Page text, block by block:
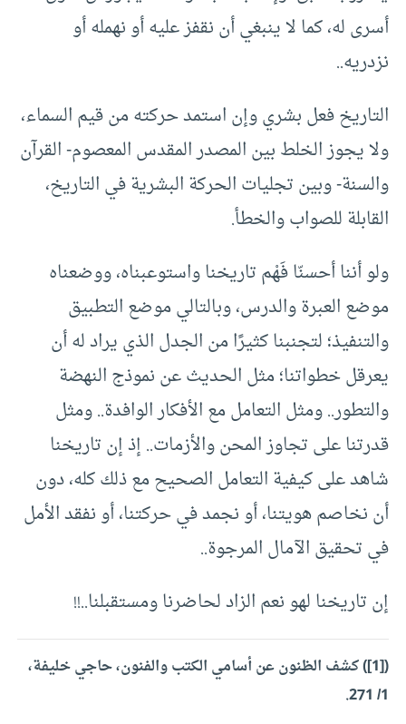
أسرى له، كما لا ينبغي أن نقفز عليه أو نهمله أو
نزدريه..
التاريخ فعل بشري وإن استمد حركته من قيم السماء،
ولا يجوز الخلط بين المصدر المقدس المعصوم- القرآن
والسنة- وبين تجليات الحركة البشرية في التاريخ،
القابلة للصواب والخطأ.
ولو أننا أحسنّا فَهْم تاريخنا واستوعبناه، ووضعناه
موضع العبرة والدرس، وبالتالي موضع التطبيق
والتنفيذ؛ لتجنبنا كثيرًا من الجدل الذي يراد له أن
يعرقل خطواتنا؛ مثل الحديث عن نموذج النهضة
والتطور.. ومثل التعامل مع الأفكار الوافدة.. ومثل
قدرتنا على تجاوز المحن والأزمات.. إذ إن تاريخنا
شاهد على كيفية التعامل الصحيح مع ذلك كله، دون
أن نخاصم هويتنا، أو نجمد في حركتنا، أو نفقد الأمل
في تحقيق الآمال المرجوة..
إن تاريخنا لهو نعم الزاد لحاضرنا ومستقبلنا..!!
([1]) كشف الظنون عن أسامي الكتب والفنون، حاجي خليفة،
1/ 271.